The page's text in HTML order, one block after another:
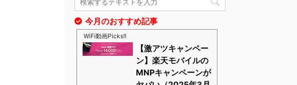
今月のおすすめ記事
WiFi動画Picks!!
【激アツキャンペー
ン】楽天モバイルの
MNPキャンペーンが